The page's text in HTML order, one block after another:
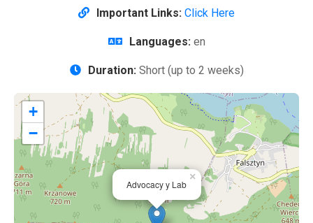
Important Links: Click Here
Languages: en
Duration: Short (up to 2 weeks)
Advocacy y Lab
×
+
−